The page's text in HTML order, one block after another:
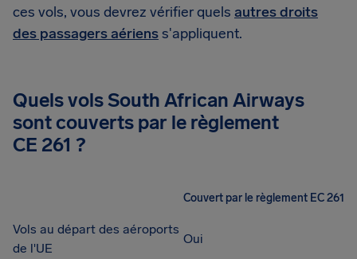
ces vols, vous devrez vérifier quels autres droits
des passagers aérienss'appliquent.
Quels vols South African Airways
sont couverts par le règlement
CE 261 ?
Couvert par le règlement EC 261
Vols au départ des aéroports
de l'UE
Oui